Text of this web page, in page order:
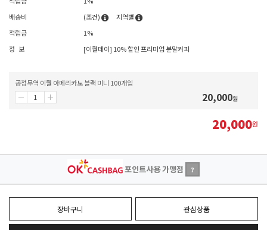
배송비
(조건)
지역별
적립금
1%
정 보
[이퀄데이] 10% 할인 프리미엄 분말커피
공정무역 이퀄 아메리카노 블랙 미니 100개입
20,000원
20,000원
포인트사용 가맹점 ?
장바구니 관심상품